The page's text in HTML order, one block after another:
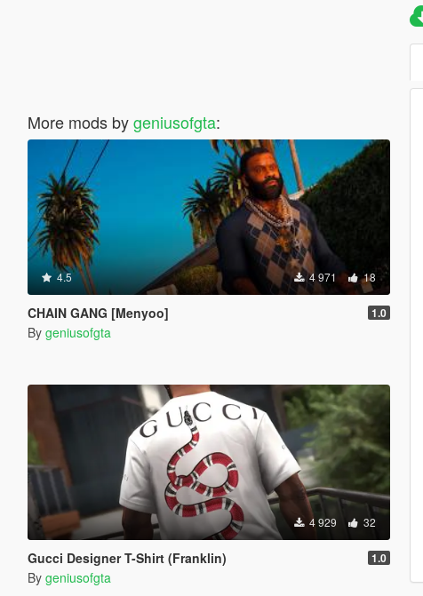
More mods bygeniusofgta:
4.5 4 971 18
CHAIN GANG [Menyoo] 1.0
By geniusofgta
4 929 32
Gucci Designer T-Shirt (Franklin) 1.0
By geniusofgta